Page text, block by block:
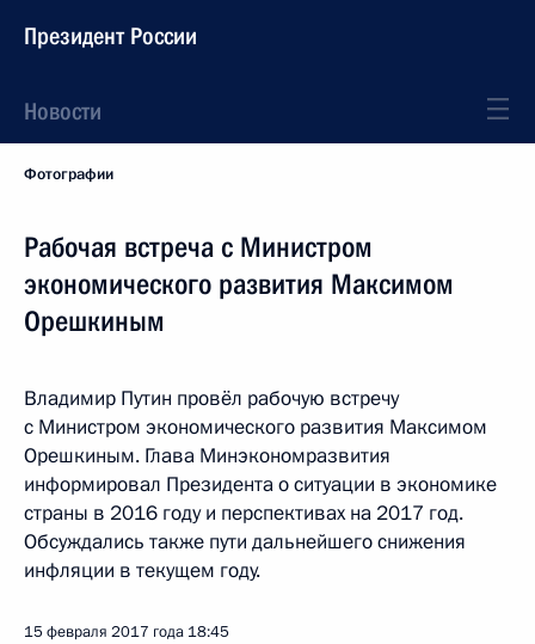
Президент России
Новости
Фотографии
Рабочая встреча с Министром
экономического развития Максимом
Орешкиным
Владимир Путин провёл рабочую встречу
с Министром экономического развития Максимом
Орешкиным. Глава Минэкономразвития
информировал Президента о ситуации в экономике
страны в 2016 году и перспективах на 2017 год.
Обсуждались также пути дальнейшего снижения
инфляции в текущем году.
15 февраля 2017 года 18:45